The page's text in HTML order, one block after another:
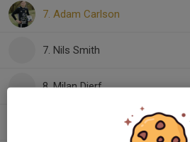
7. Adam Carlson
7. Nils Smith
8. Milan Djerf
10. Matias Fernandes